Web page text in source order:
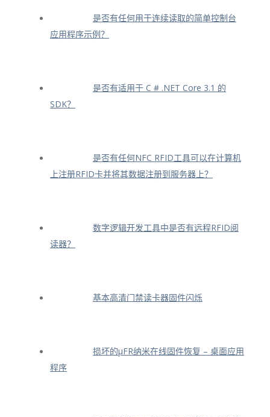
是否有任何用于连续读取的简单控制台
应用程序示例？
是否有适用于 C # .NET Core 3.1 的
SDK？
是否有任何NFC RFID工具可以在计算机
上注册RFID卡并将其数据注册到服务器上？
数字逻辑开发工具中是否有远程RFID阅
读器？
基本高清门禁读卡器固件闪烁
损坏的μFR纳米在线固件恢复 – 桌面应用
程序